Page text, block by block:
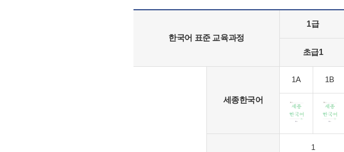
한국어 표준 교육과정
1급
초급1
세종한국어
1A 1B
1